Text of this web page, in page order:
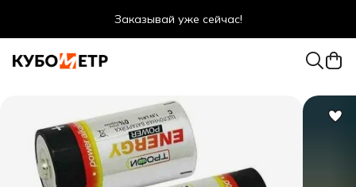
Заказывай уже сейчас!
Оптовые цены даже для физ. лиц